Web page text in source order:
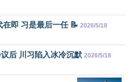
在即 习是最后一任 📝 2026/5/18
后 川习陷入冰冷沉默 2026/5/18